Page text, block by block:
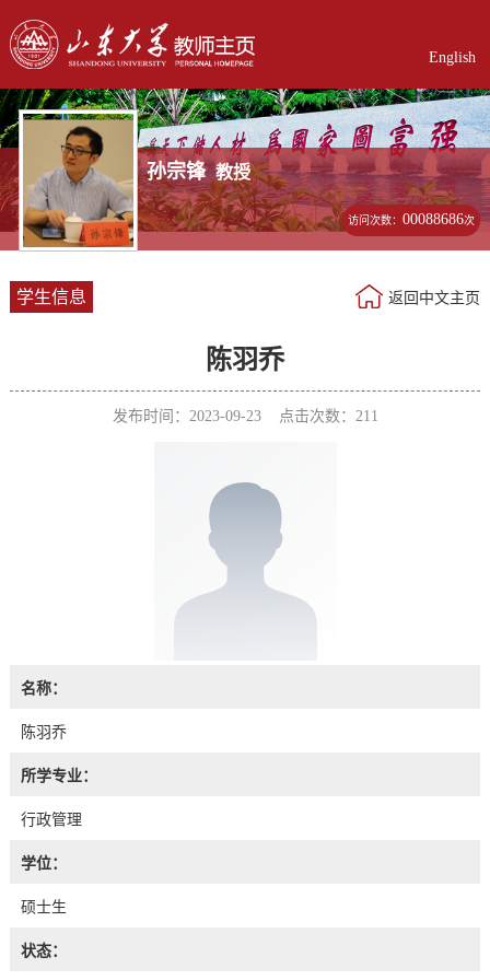
English
孙宗锋 教授
访问次数：00088686次
学生信息 返回中文主页
陈羽乔
发布时间：2023-09-23 点击次数： 211
名称：
陈羽乔
所学专业：
行政管理
学位：
硕士生
状态：